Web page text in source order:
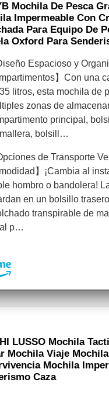
Mochila De Pesca
Impermeable Con
Para Equipo De
Oxford Para
Espacioso y
】Con una
litros, esta mochila de
zonas de
principal,
bolsill…
de Transporte
】¡Cambia al
hombro o bandolera!
en un bolsillo
transpirable de
p…
LUSSO Mochila
Mochila Viaje
Mochila
Caza